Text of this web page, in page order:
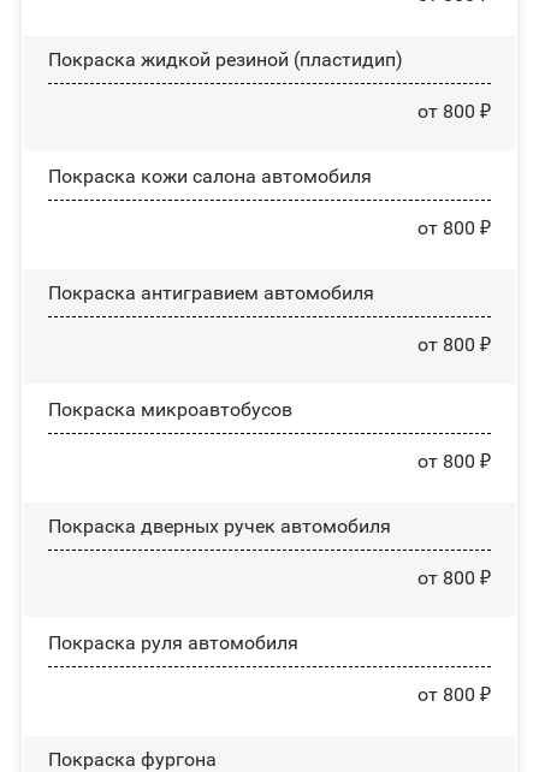
Покраска жидкой резиной (пластидип)
от 800 ₽
Покраска кожи салона автомобиля
от 800 ₽
Покраска антигравием автомобиля
от 800 ₽
Покраска микроавтобусов
от 800 ₽
Покраска дверных ручек автомобиля
от 800 ₽
Покраска руля автомобиля
от 800 ₽
Покраска фургона